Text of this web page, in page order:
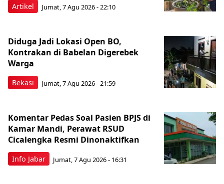
Artikel Jumat, 7 Agu 2026 - 22:10
Bekasi
Diduga Jadi Lokasi Open BO,
Kontrakan di Babelan Digerebek
Warga
Jumat, 7 Agu 2026 - 21:59
Info Jabar
Komentar Pedas Soal Pasien BPJS di
Kamar Mandi, Perawat RSUD
Cicalengka Resmi Dinonaktifkan
Jumat, 7 Agu 2026 - 16:31